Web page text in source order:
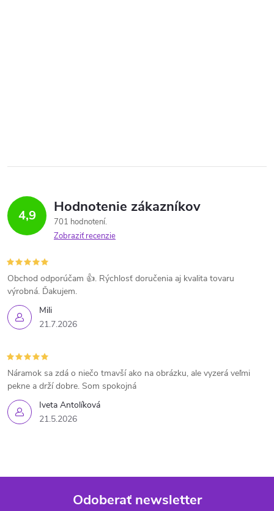
4,9 Hodnotenie zákazníkov
701 hodnotení
Zobraziť recenzie
Mili
21.7.2026
Obchod odporúčam 👍. Rýchlosť doručenia aj kvalita tovaru
výrobná. Ďakujem.
Iveta Antolíková
21.5.2026
Náramok sa zdá o niečo tmavší ako na obrázku, ale vyzerá veľmi
pekne a drží dobre. Som spokojná
Odoberať newsletter